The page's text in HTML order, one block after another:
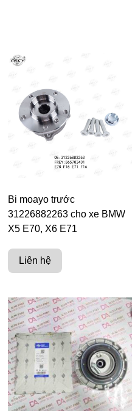
Bi moayo trước
31226882263 cho xe BMW
X5 E70, X6 E71
Liên hệ